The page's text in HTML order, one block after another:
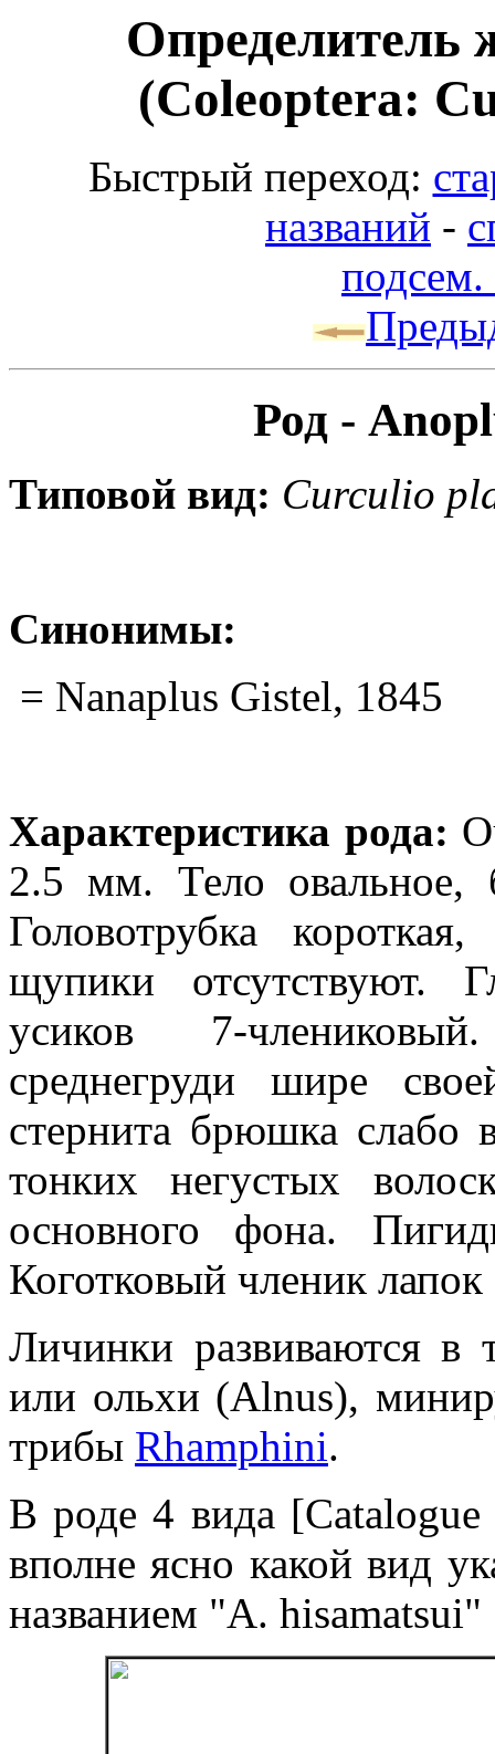
Определитель
(Coleoptera:
Быстрый переход:
названий -
Род -
Типовой вид: Curculio
Синонимы:
= Nanaplus Gistel, 1845
Характеристика рода:
2.5 мм. Тело овальное,
Головотрубка
щупики отсутствуют.
усиков 7-
среднегруди шире
стернита брюшка слабо
тонких негустых
основного фона.
Коготковый членик лапок
Личинки развиваются в
или ольхи (Alnus),
трибы Rhamphini.
В роде 4 вида
вполне ясно какой вид
названием "A.